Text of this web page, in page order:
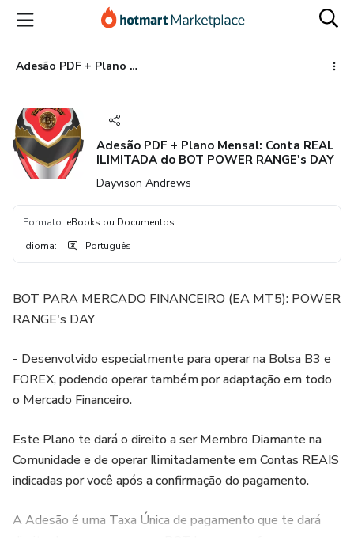
para
conteúdo
principal
para
pagamento
para
rodapé
Adesão PDF + Plano Mensal: Conta REAL ILIMITADA do BOT POWER RANGE's DAY
Adesão PDF + Plano Mensal: Conta REAL
ILIMITADA do BOT POWER RANGE's DAY
Dayvison Andrews
Formato: eBooks ou Documentos
Idioma: Português
BOT PARA MERCADO FINANCEIRO (EA MT5): POWER
RANGE's DAY
- Desenvolvido especialmente para operar na Bolsa B3 e
FOREX, podendo operar também por adaptação em todo
o Mercado Financeiro.
Este Plano te dará o direito a ser Membro Diamante na
Comunidade e de operar Ilimitadamente em Contas REAIS
indicadas por você após a confirmação do pagamento.
A Adesão é uma Taxa Única de pagamento que te dará